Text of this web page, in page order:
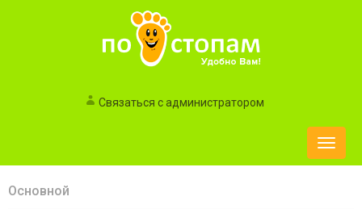
Связаться с администратором
Toggle
Основной